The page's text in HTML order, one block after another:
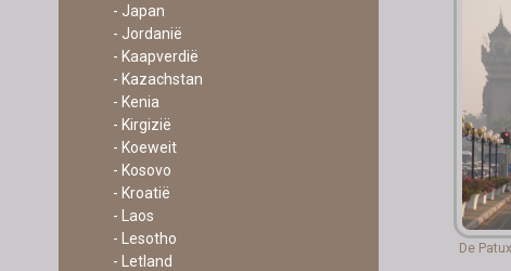
- Japan
- Jordanië
- Kaapverdië
- Kazachstan
- Kenia
- Kirgizië
- Koeweit
- Kosovo
- Kroatië
- Laos
- Lesotho
- Letland
De